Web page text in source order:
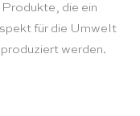
die ein
für die Umwelt
werden.